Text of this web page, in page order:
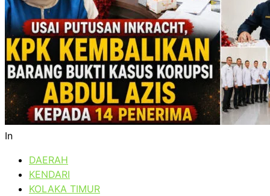
In
DAERAH
KENDARI
KOLAKA TIMUR